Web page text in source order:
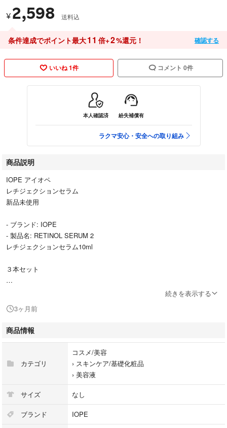
¥ 2,598 送料込
条件達成でポイント最大11 倍+2%還元！ 確認する
いいね 1件 コメント 0件
本人確認済 紛失補償有
ラクマ安心・安全への取り組み
商品説明
IOPE アイオペ
レチジェクションセラム
新品未使用
- ブランド: IOPE
- 製品名: RETINOL SERUM 2
レチジェクションセラム10ml
３本セット
待できます。
- ブランド: IOPE
続きを表示する
3ヶ月前
商品情報
カテゴリ
コスメ/美容
› スキンケア/基礎化粧品
› 美容液
サイズ なし
ブランド IOPE